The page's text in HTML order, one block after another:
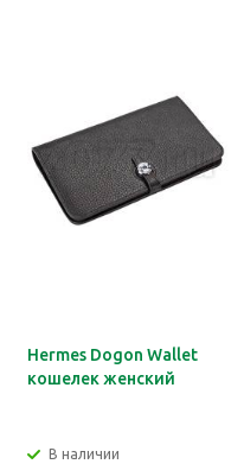
Hermes Dogon Wallet
кошелек женский
В наличии